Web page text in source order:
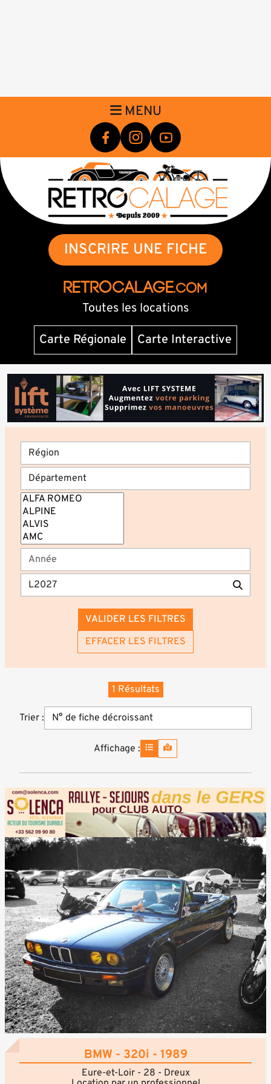
MENU
INSCRIRE UNE FICHE
RETROCALAGE.com
Toutes les locations
Carte Régionale
Carte Interactive
VALIDER LES FILTRES
EFFACER LES FILTRES
Trier :
1 Résultats
Affichage :
BMW - 320i - 1989
Eure-et-Loir - 28 - Dreux